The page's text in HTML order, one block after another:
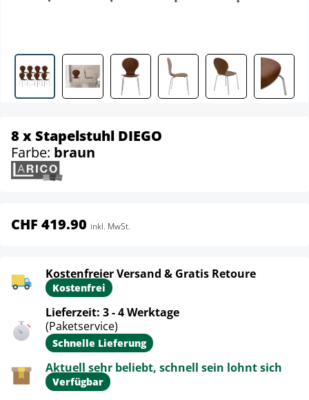
8 x Stapelstuhl DIEGO
Farbe: braun
CHF 419.90 inkl. MwSt.
Kostenfreier Versand & Gratis Retoure
Kostenfrei
Lieferzeit: 3 - 4 Werktage
(Paketservice)
Schnelle Lieferung
Aktuell sehr beliebt, schnell sein lohnt sich
Verfügbar